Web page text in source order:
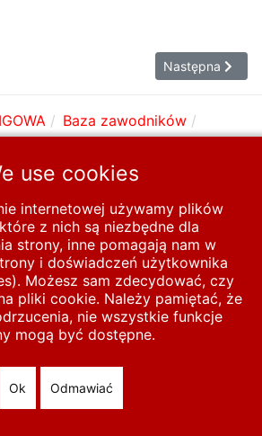
Ljubiša Następna
Następna
Baza zawodników
| Tanie strony internetowe All Rights
use cookies
internetowej używamy plików
z nich są niezbędne dla
strony, inne pomagają nam w
i doświadczeń użytkownika
Możesz sam zdecydować, czy
pliki cookie. Należy pamiętać, że
nie wszystkie funkcje
mogą być dostępne.
Ok Odmawiać